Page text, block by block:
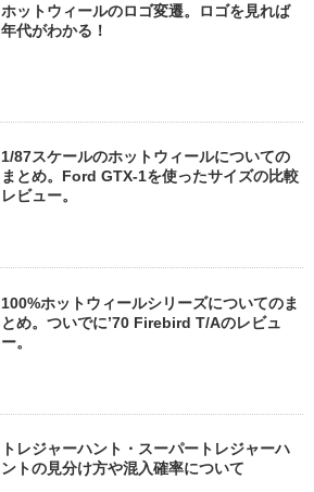
ホットウィールのロゴ変遷。ロゴを見れば
年代がわかる！
1/87スケールのホットウィールについての
まとめ。Ford GTX-1を使ったサイズの比較
レビュー。
100%ホットウィールシリーズについてのま
とめ。ついでに’70 Firebird T/Aのレビュ
ー。
トレジャーハント・スーパートレジャーハ
ントの見分け方や混入確率について